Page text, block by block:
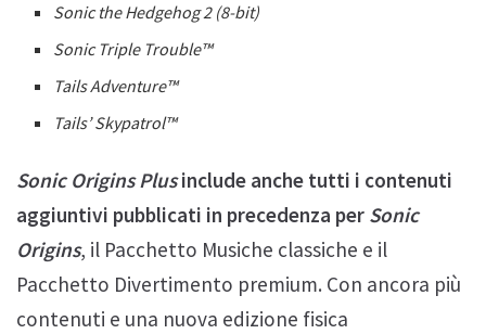
Sonic the Hedgehog 2 (8-bit)
Sonic Triple Trouble™
Tails Adventure™
Tails’ Skypatrol™
Sonic Origins Plusinclude anche tutti i contenuti
aggiuntivi pubblicati in precedenza per Sonic
Origins, il Pacchetto Musiche classiche e il
Pacchetto Divertimento premium. Con ancora più
contenuti e una nuova edizione fisica